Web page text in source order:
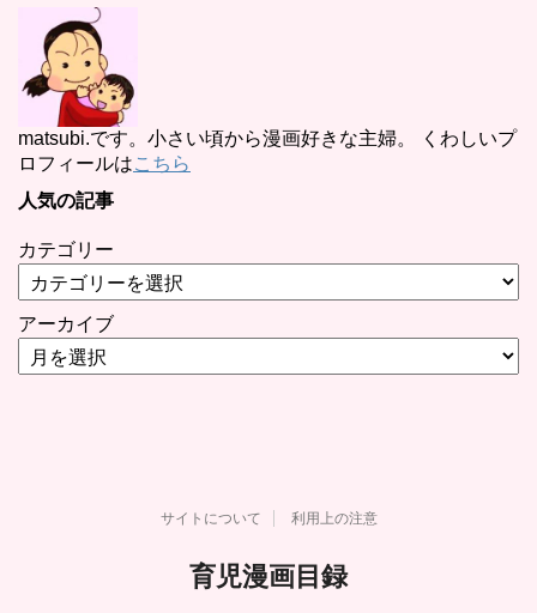
matsubi.です。小さい頃から漫画好きな主婦。 くわしいプ
ロフィールはこちら
人気の記事
カテゴリー
アーカイブ
サイトについて 利用上の注意
育児漫画目録